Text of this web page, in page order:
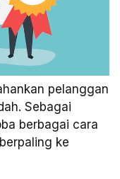
pelanggan
Sebagai
berbagai cara
ke